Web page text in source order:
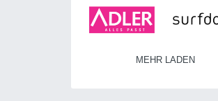
MEHR LADEN